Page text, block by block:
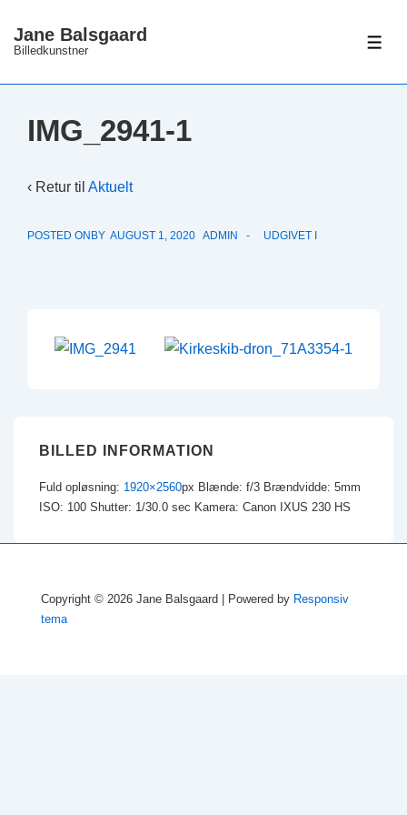
Hop
hovedindhold
Jane Balsgaard
Billedkunstner
IMG_2941-1
‹ Retur til Aktuelt
POSTED ONBY AUGUST 1, 2020 ADMIN UDGIVET I
BILLED INFORMATION
Fuld opløsning: 1920×2560px Blænde: f/3 Brændvidde: 5mm
ISO: 100 Shutter: 1/30.0 sec Kamera: Canon IXUS 230 HS
Copyright © 2026 Jane Balsgaard | Powered by Responsiv
tema